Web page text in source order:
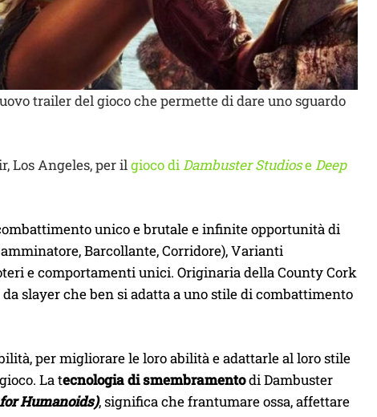
trailer del gioco che permette di dare uno sguardo
Los Angeles, per ilgioco diDambuster StudioseDeep
unico e brutale e infinite opportunità di
Barcollante, Corridore), Varianti
e comportamenti unici. Originaria della County Cork
slayer che ben si adatta a uno stile di combattimento
per migliorare le loro abilità e adattarle al loro stile
La tecnologia di smembramentodi Dambuster
Humanoids), significa che frantumare ossa, affettare